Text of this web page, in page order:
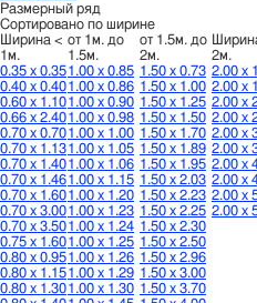
Размерный ряд
Cортировано по ширине
Ширина <
1м.
от 1м. до
1.5м.
от 1.5м. до
2м.
2м.
0.35 х 0.35
0.40 х 0.40
0.60 х 1.10
0.66 х 2.40
0.70 х 0.70
0.70 х 1.13
0.70 х 1.40
0.70 х 1.46
0.70 х 1.60
0.70 х 3.00
0.70 х 3.50
0.75 х 1.60
0.80 х 0.95
0.80 х 1.15
0.80 х 1.30
1.00 х 0.85
1.00 х 0.86
1.00 х 0.90
1.00 х 0.98
1.00 х 1.00
1.00 х 1.05
1.00 х 1.06
1.00 х 1.15
1.00 х 1.20
1.00 х 1.23
1.00 х 1.24
1.00 х 1.25
1.00 х 1.26
1.00 х 1.29
1.00 х 1.30
1.50 х 0.73
1.50 х 1.00
1.50 х 1.25
1.50 х 1.50
1.50 х 1.70
1.50 х 1.89
1.50 х 1.95
1.50 х 2.03
1.50 х 2.23
1.50 х 2.25
1.50 х 2.30
1.50 х 2.50
1.50 х 2.96
1.50 х 3.00
1.50 х 3.70
2.00 х
2.00 х
2.00 х
2.00 х
2.00 х
2.00 х
2.00 х
2.00 х
2.00 х
2.00 х